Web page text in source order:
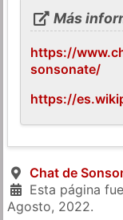
Más
https://
sonsonate/
https://
Chat de
Esta página
Agosto, 2022.